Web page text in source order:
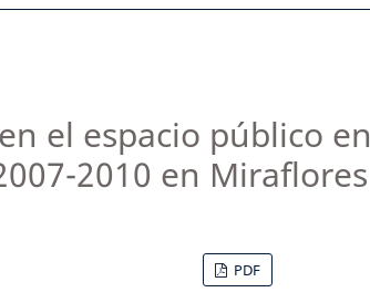
el espacio público en
2010 en Miraflores
PDF